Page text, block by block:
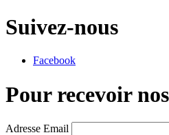
Suivez-nous
Facebook
Pour recevoir
Adresse Email